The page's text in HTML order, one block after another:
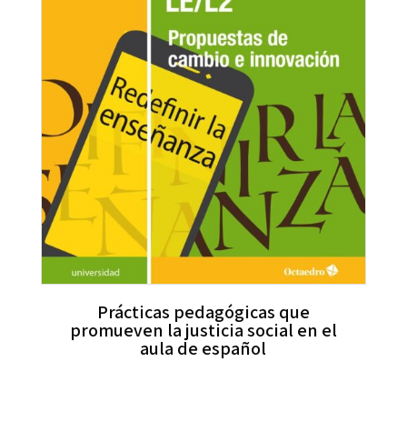
Prácticas pedagógicas que
promueven la justicia social en el
aula de español